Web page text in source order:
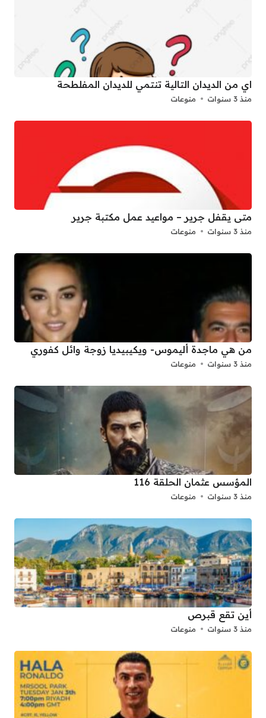
اي من الديدان التالية تنتمي للديدان المفلطحة
منذ 3 سنوات منوعات
متى يقفل جرير – مواعيد عمل مكتبة جرير
منذ 3 سنوات منوعات
من هي ماجدة أليموس- ويكيبيديا زوجة وائل كفوري
منذ 3 سنوات منوعات
المؤسس عثمان الحلقة 116
منذ 3 سنوات منوعات
أين تقع قبرص
منذ 3 سنوات منوعات